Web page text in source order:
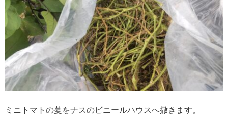
ミニトマトの蔓をナスのビニールハウスへ撒きます。